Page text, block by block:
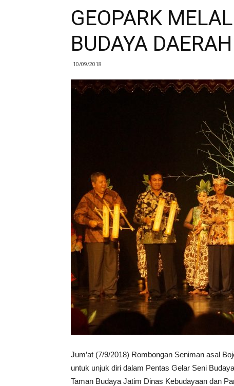
GEOPARK
BUDAYA
10/09/2018
Jum’at (7/9/2018) Rombongan Seniman asal
untuk unjuk diri dalam Pentas Gelar Seni
Taman Budaya Jatim Dinas Kebudayaan dan